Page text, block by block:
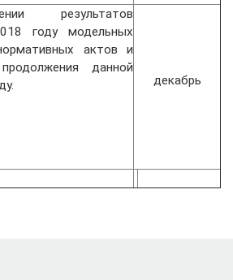
результатов
году модельных
актов и
данной
декабрь